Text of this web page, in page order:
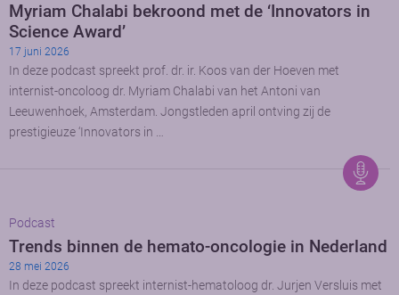
Myriam Chalabi bekroond met de ‘Innovators in
Science Award’
17 juni 2026
In deze podcast spreekt prof. dr. ir. Koos van der Hoeven met
internist-oncoloog dr. Myriam Chalabi van het Antoni van
Leeuwenhoek, Amsterdam. Jongstleden april ontving zij de
prestigieuze ‘Innovators in …
Podcast
Trends binnen de hemato-oncologie in Nederland
28 mei 2026
In deze podcast spreekt internist-hematoloog dr. Jurjen Versluis met